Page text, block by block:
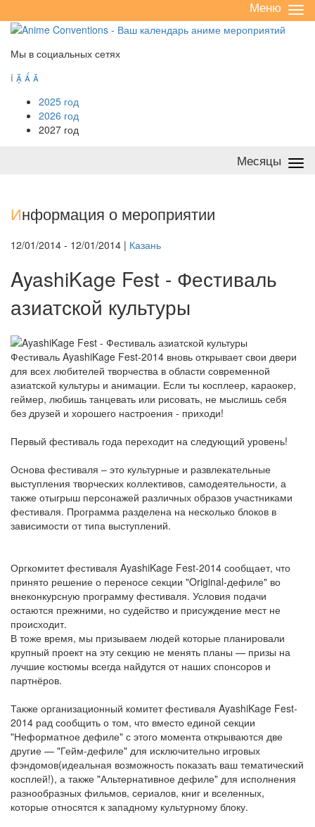
/
Меню
Мы в социальных сетях
   
2025 год
2026 год
2027 год
Месяцы
Информация о мероприятии
12/01/2014 - 12/01/2014 | Казань
AyashiKage Fest - Фестиваль
азиатской культуры
Фестиваль AyashiKage Fest-2014 вновь открывает свои двери
для всех любителей творчества в области современной
азиатской культуры и анимации. Если ты косплеер, караокер,
геймер, любишь танцевать или рисовать, не мыслишь себя
без друзей и хорошего настроения - приходи!
Первый фестиваль года переходит на следующий уровень!
Основа фестиваля – это культурные и развлекательные
выступления творческих коллективов, самодеятельности, а
также отыгрыш персонажей различных образов участниками
фестиваля. Программа разделена на несколько блоков в
зависимости от типа выступлений.
Оргкомитет фестиваля AyashiKage Fest-2014 сообщает, что
принято решение о переносе секции "Original-дефиле" во
внеконкурсную программу фестиваля. Условия подачи
остаются прежними, но судейство и присуждение мест не
происходит.
В тоже время, мы призываем людей которые планировали
крупный проект на эту секцию не менять планы — призы на
лучшие костюмы всегда найдутся от наших спонсоров и
партнёров.
Также организационный комитет фестиваля AyashiKage Fest-
2014 рад сообщить о том, что вместо единой секции
"Неформатное дефиле" с этого момента открываются две
другие — "Гейм-дефиле" для исключительно игровых
фэндомов(идеальная возможность показать ваш тематический
косплей!), а также "Альтернативное дефиле" для исполнения
разнообразных фильмов, сериалов, книг и вселенных,
которые относятся к западному культурному блоку.